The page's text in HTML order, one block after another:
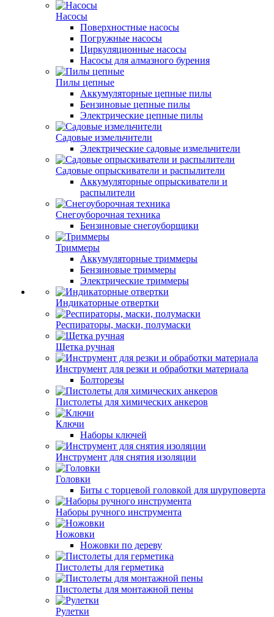
Насосы
Поверхностные насосы
Погружные насосы
Циркуляционные насосы
Насосы для алмазного бурения
Пилы цепные
Аккумуляторные цепные пилы
Бензиновые цепные пилы
Электрические цепные пилы
Садовые измельчители
Электрические садовые измельчители
Садовые опрыскиватели и распылители
Аккумуляторные опрыскиватели и
распылители
Снегоуборочная техника
Бензиновые снегоуборщики
Триммеры
Аккумуляторные триммеры
Бензиновые триммеры
Электрические триммеры
Индикаторные отвертки
Респираторы, маски, полумаски
Щетка ручная
Инструмент для резки и обработки материала
Болторезы
Пистолеты для химических анкеров
Ключи
Наборы ключей
Инструмент для снятия изоляции
Головки
Биты с торцевой головкой для шуруповерта
Наборы ручного инструмента
Ножовки
Ножовки по дереву
Пистолеты для герметика
Пистолеты для монтажной пены
Рулетки